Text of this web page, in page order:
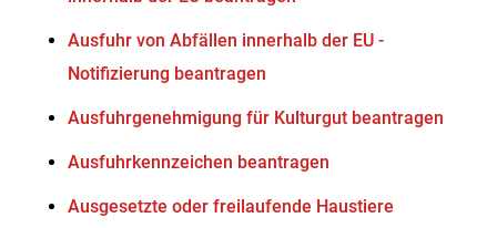
Ausfuhr von Abfällen innerhalb der EU -
Notifizierung beantragen
Ausfuhrgenehmigung für Kulturgut beantragen
Ausfuhrkennzeichen beantragen
Ausgesetzte oder freilaufende Haustiere